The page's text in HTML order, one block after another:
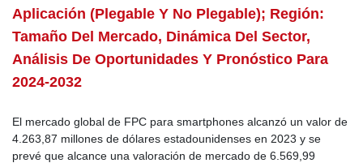
Aplicación (plegable Y No Plegable); Región:
Tamaño Del Mercado, Dinámica Del Sector,
Análisis De Oportunidades Y Pronóstico Para
2024-2032
El mercado global de FPC para smartphones alcanzó un valor de
4.263,87 millones de dólares estadounidenses en 2023 y se
prevé que alcance una valoración de mercado de 6.569,99